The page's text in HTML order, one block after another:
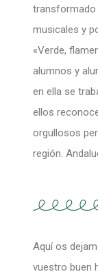
transformado
musicales y
«Verde,
alumnos y
en ella se
ellos
orgullosos
región.
Aquí os
vuestro buen